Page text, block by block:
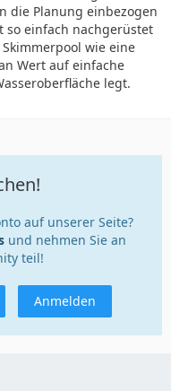
die Planung einbezogen
so einfach nachgerüstet
wie eine
Wert auf einfache
legt.
auf unserer Seite?
und nehmen Sie an
teil!
Anmelden